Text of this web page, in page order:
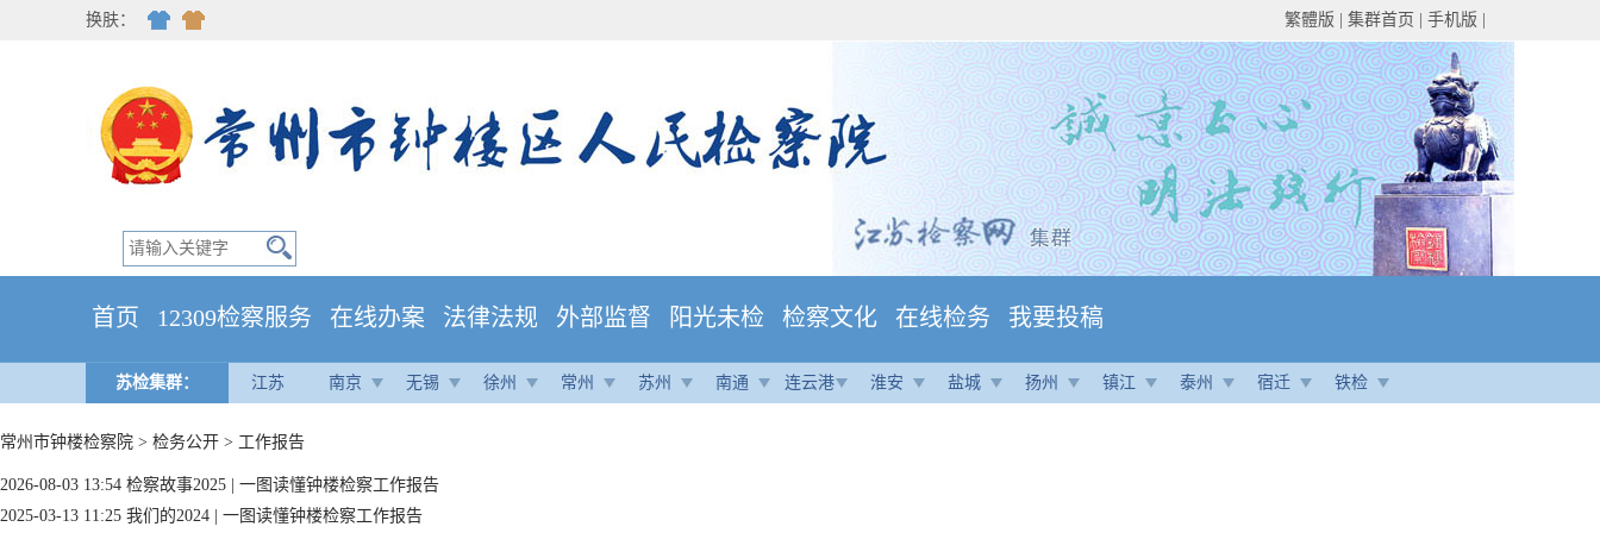
换肤： 繁體版 集群首页 手机版
首页 12309检察服务 在线办案 法律法规 外部监督 阳光未检 检察文化 在线检务 我要投稿
苏检集群： 江苏 南京 无锡 徐州 常州 苏州 南通 连云港 淮安 盐城 扬州 镇江 泰州 宿迁 铁检
常州市钟楼检察院 > 检务公开 > 工作报告
2026-08-03 13:54 检察故事2025 | 一图读懂钟楼检察工作报告
2025-03-13 11:25 我们的2024 | 一图读懂钟楼检察工作报告